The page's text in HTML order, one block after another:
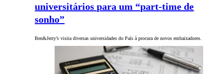
universitários para um “part-time de
sonho”
Ben&Jerry’s visita diversas universidades do País à procura de novos embaixadores.